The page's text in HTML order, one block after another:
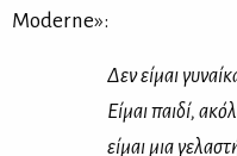
Moderne»:
Δεν εί­μαι
Εί­μαι παι­δί,
εί­μαι μια